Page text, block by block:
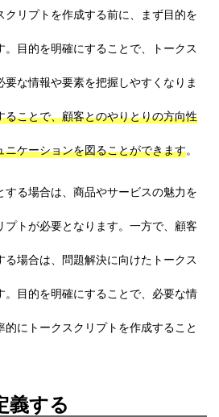
クリプトを作成する前に、まず目的を
目的を明確にすることで、トークス
な情報や要素を把握しやすくなりま
ることで、顧客とのやりとりの方向性
ニケーションを図ることができます。
る場合は、商品やサービスの魅力を
トが必要となります。一方で、顧客
場合は、問題解決に向けたトークス
。目的を明確にすることで、必要な情
にトークスクリプトを作成すること
義する